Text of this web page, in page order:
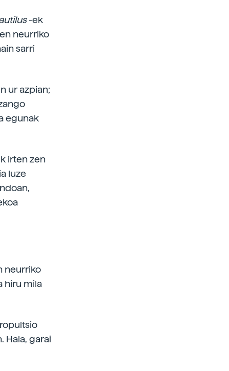
-ek
neurriko
sarri
ur azpian;
egunak
irten zen
luze
neurriko
hiru mila
Hala, garai